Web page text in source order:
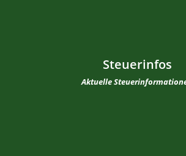
Steuerinfos
Aktuelle